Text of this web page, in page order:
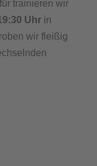
trainieren wir
Uhrin
wir fleißig